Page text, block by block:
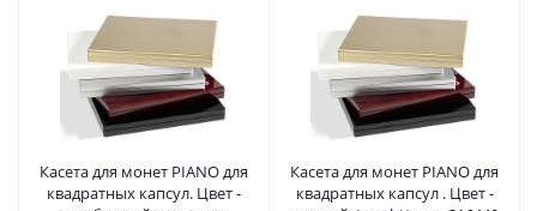
Касета для монет PIANO для
квадратных капсул. Цвет -
Касета для монет PIANO для
квадратных капсул . Цвет -